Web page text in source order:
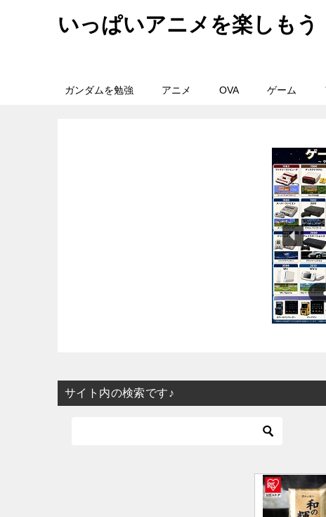
いっぱいアニメを楽しもう
ガンダムを勉強 アニメ OVA ゲーム
サイト内の検索です♪